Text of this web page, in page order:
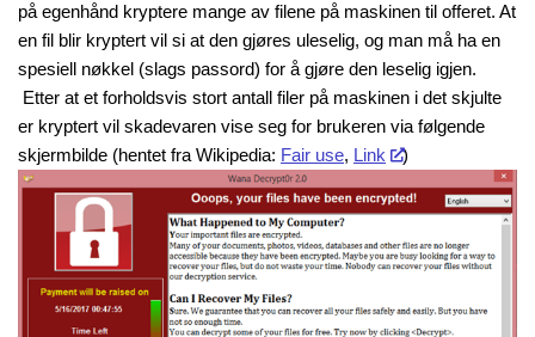
på egenhånd kryptere mange av filene på maskinen til offeret. At
en fil blir kryptert vil si at den gjøres uleselig, og man må ha en
spesiell nøkkel (slags passord) for å gjøre den leselig igjen.
Etter at et forholdsvis stort antall filer på maskinen i det skjulte
er kryptert vil skadevaren vise seg for brukeren via følgende
skjermbilde (hentet fra Wikipedia: Fair use, Link )